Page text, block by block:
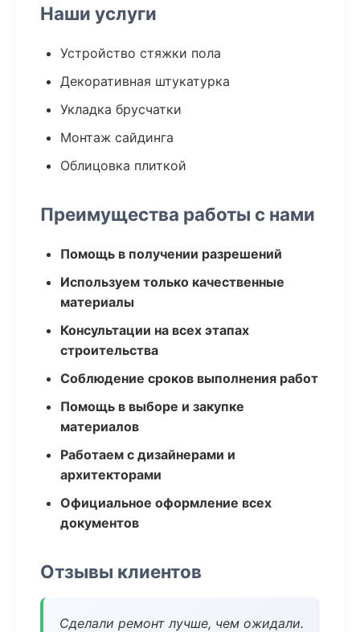
Наши услуги
Устройство стяжки пола
Декоративная штукатурка
Укладка брусчатки
Монтаж сайдинга
Облицовка плиткой
Преимущества работы с нами
Помощь в получении разрешений
Используем только качественные
материалы
Консультации на всех этапах
строительства
Соблюдение сроков выполнения работ
Помощь в выборе и закупке
материалов
Работаем с дизайнерами и
архитекторами
Официальное оформление всех
документов
Отзывы клиентов
Сделали ремонт лучше, чем ожидали.